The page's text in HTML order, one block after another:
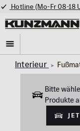
Hotline (Mo-Fr 08-18
Interieur
Bitte
Produkte